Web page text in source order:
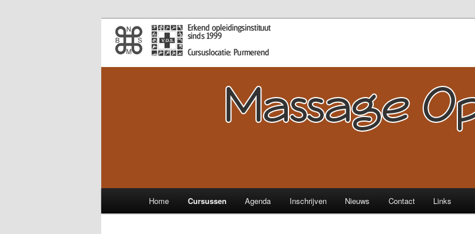
Massage Opleidingen Lian Bart l Noord
Holland – Purmerend
Van Ontspannings- en Sportmassage tot Wellness- en Sport Therapeut!
Home Cursussen Agenda Inschrijven Nieuws Contact Links